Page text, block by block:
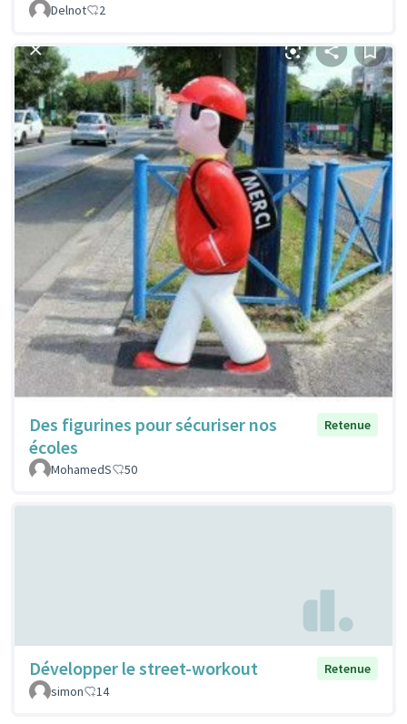
Delnot 2
Des figurines pour sécuriser nos
écoles
Retenue
MohamedS 50
Développer le street-workout
Retenue
simon
14